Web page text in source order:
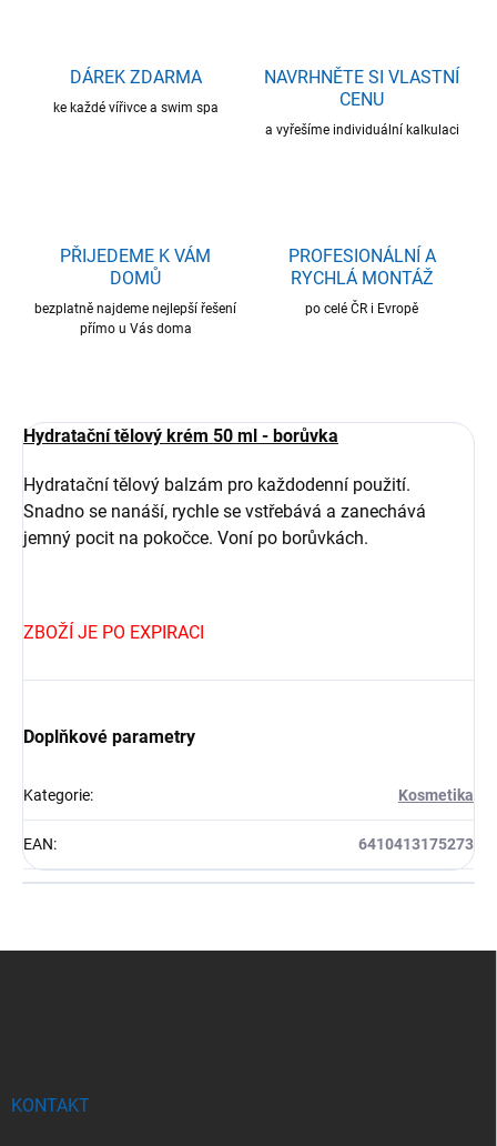
DÁREK ZDARMA
ke každé vířivce a swim spa
NAVRHNĚTE SI VLASTNÍ
CENU
a vyřešíme individuální kalkulaci
PŘIJEDEME K VÁM
DOMŮ
bezplatně najdeme nejlepší řešení
přímo u Vás doma
PROFESIONÁLNÍ A
RYCHLÁ MONTÁŽ
po celé ČR i Evropě
Hydratační tělový krém 50 ml - borůvka
Hydratační tělový balzám pro každodenní použití.
Snadno se nanáší, rychle se vstřebává a zanechává
jemný pocit na pokočce. Voní po borůvkách.
ZBOŽÍ JE PO EXPIRACI
Doplňkové parametry
Kategorie: Kosmetika
EAN: 6410413175273
KONTAKT